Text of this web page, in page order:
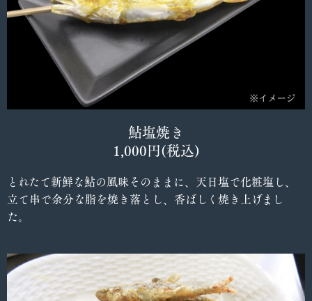
鮎塩焼き
1,000円(税込)
とれたて新鮮な鮎の風味そのままに、天日塩で化粧塩し、
立て串で余分な脂を焼き落とし、香ばしく焼き上げまし
た。